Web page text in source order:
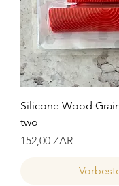
Silicone Wood
two
Preis
152,00 ZAR